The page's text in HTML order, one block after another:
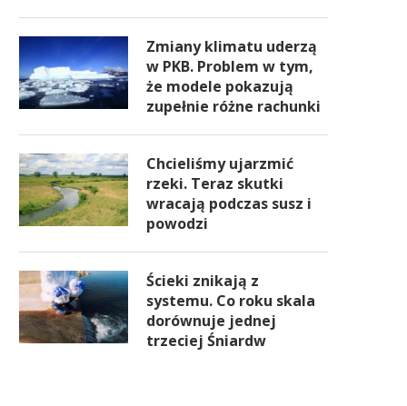
Zmiany klimatu uderzą
w PKB. Problem w tym,
że modele pokazują
zupełnie różne rachunki
Chcieliśmy ujarzmić
rzeki. Teraz skutki
wracają podczas susz i
powodzi
Ścieki znikają z
systemu. Co roku skala
dorównuje jednej
trzeciej Śniardw